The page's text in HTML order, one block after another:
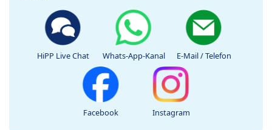
HiPP Live Chat Whats-App-Kanal E-Mail / Telefon
Facebook Instagram